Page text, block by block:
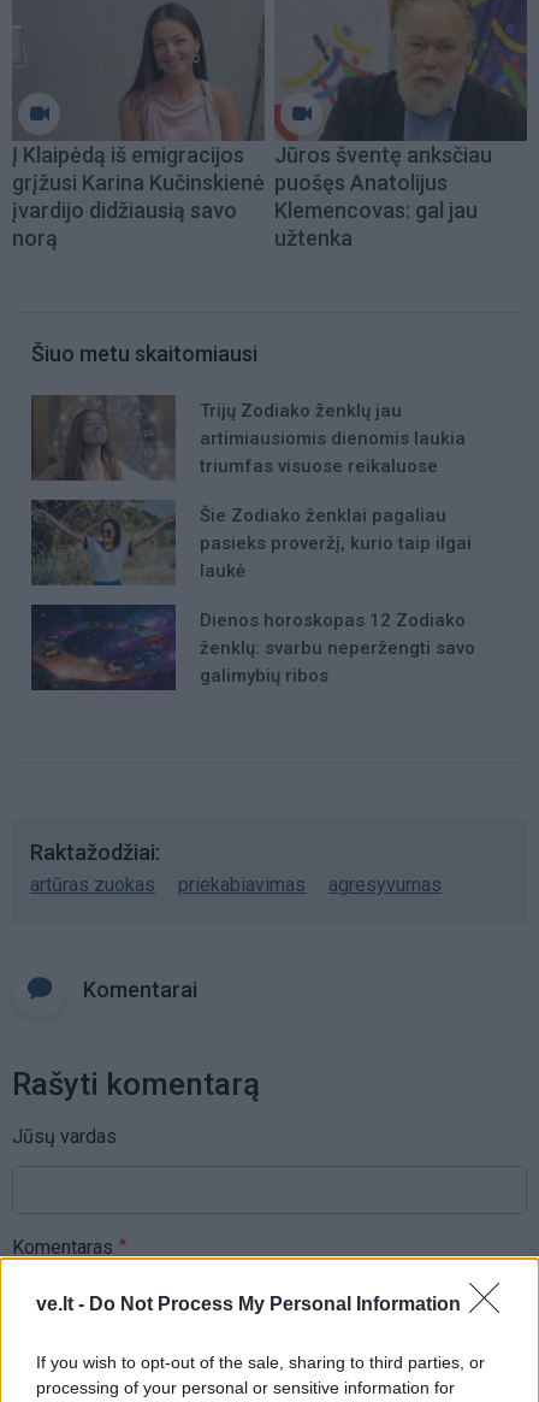
ve.lt - Do Not Process My Personal Information
If you wish to opt-out of the sale, sharing to third parties, or
processing of your personal or sensitive information for
Į Klaipėdą iš emigracijos
grįžusi Karina Kučinskienė
įvardijo didžiausią savo
norą
Jūros šventę anksčiau
puošęs Anatolijus
Klemencovas: gal jau
užtenka
Šiuo metu skaitomiausi
Trijų Zodiako ženklų jau
artimiausiomis dienomis laukia
triumfas visuose reikaluose
Šie Zodiako ženklai pagaliau
pasieks proveržį, kurio taip ilgai
laukė
Dienos horoskopas 12 Zodiako
ženklų: svarbu neperžengti savo
galimybių ribos
Raktažodžiai
artūras zuokas priekabiavimas agresyvumas
Komentarai
Rašyti komentarą
Jūsų vardas
Komentaras